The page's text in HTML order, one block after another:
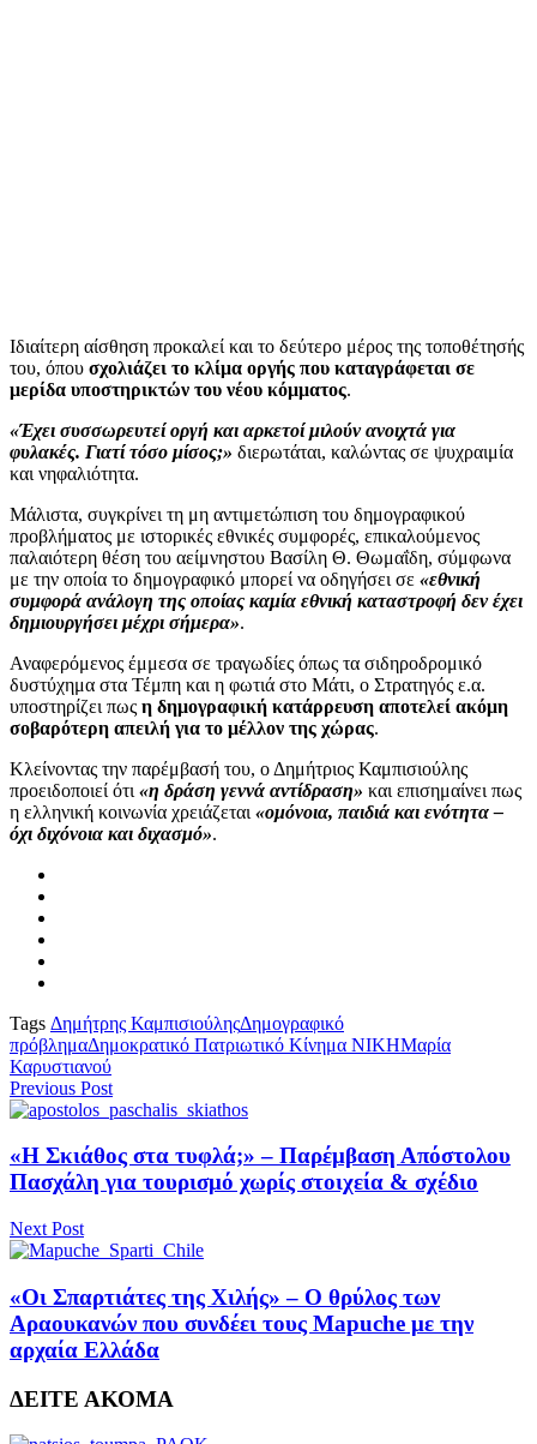
Ιδιαίτερη αίσθηση προκαλεί και το δεύτερο μέρος της τοποθέτησής
του, όπου σχολιάζει το κλίμα οργής που καταγράφεται σε
μερίδα υποστηρικτών του νέου κόμματος.
«Έχει συσσωρευτεί οργή και αρκετοί μιλούν ανοιχτά για
φυλακές. Γιατί τόσο μίσος;» διερωτάται, καλώντας σε ψυχραιμία
και νηφαλιότητα.
Μάλιστα, συγκρίνει τη μη αντιμετώπιση του δημογραφικού
προβλήματος με ιστορικές εθνικές συμφορές, επικαλούμενος
παλαιότερη θέση του αείμνηστου Βασίλη Θ. Θωμαΐδη, σύμφωνα
με την οποία το δημογραφικό μπορεί να οδηγήσει σε «εθνική
συμφορά ανάλογη της οποίας καμία εθνική καταστροφή δεν έχει
δημιουργήσει μέχρι σήμερα».
Αναφερόμενος έμμεσα σε τραγωδίες όπως τα σιδηροδρομικό
δυστύχημα στα Τέμπη και η φωτιά στο Μάτι, ο Στρατηγός ε.α.
υποστηρίζει πως η δημογραφική κατάρρευση αποτελεί ακόμη
σοβαρότερη απειλή για το μέλλον της χώρας.
Κλείνοντας την παρέμβασή του, ο Δημήτριος Καμπισιούλης
προειδοποιεί ότι «η δράση γεννά αντίδραση» και επισημαίνει πως
η ελληνική κοινωνία χρειάζεται «ομόνοια, παιδιά και ενότητα –
όχι διχόνοια και διχασμό».
Tags Δημήτρης ΚαμπισιούληςΔημογραφικό
πρόβλημαΔημοκρατικό Πατριωτικό Κίνημα ΝΙΚΗΜαρία
Καρυστιανού
Previous Post
«Η Σκιάθος στα τυφλά;» – Παρέμβαση Απόστολου
Πασχάλη για τουρισμό χωρίς στοιχεία & σχέδιο
Next Post
«Οι Σπαρτιάτες της Χιλής» – Ο θρύλος των
Αραουκανών που συνδέει τους Mapuche με την
αρχαία Ελλάδα
ΔΕΙΤΕ ΑΚΟΜΑ